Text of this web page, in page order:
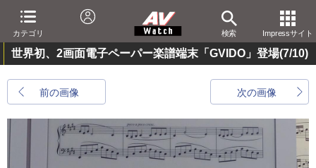
カテゴリ 検索 Impressサイト
世界初、2画面電子ペーパー楽譜端末「GVIDO」登場(7/10)
前の画像 次の画像